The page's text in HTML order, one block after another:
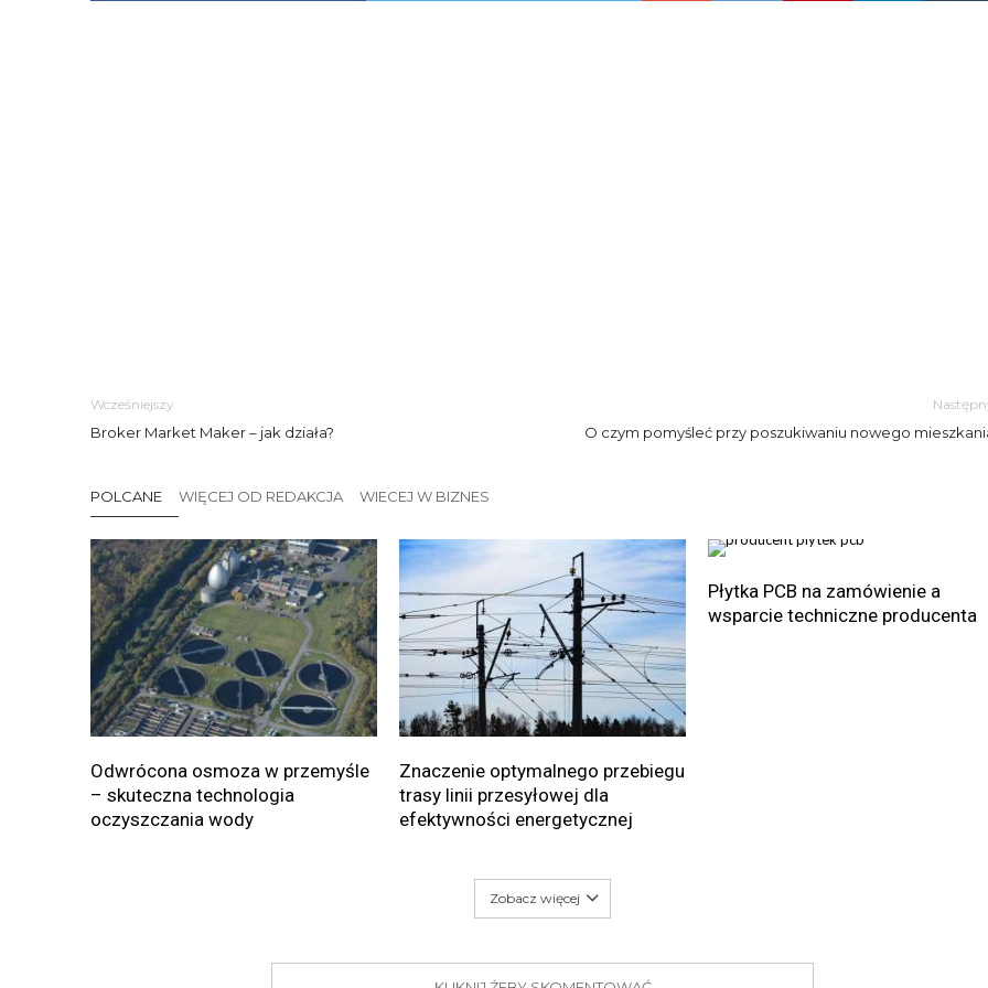
Wcześniejszy
Broker Market Maker – jak działa? O czym pomyśleć przy poszukiwaniu nowego
POLCANE WIĘCEJ OD REDAKCJA WIECEJ W BIZNES
Odwrócona osmoza w przemyśle
– skuteczna technologia
oczyszczania wody
Znaczenie optymalnego przebiegu
trasy linii przesyłowej dla
efektywności energetycznej
Płytka PCB na zamówienie a
wsparcie techniczne producenta
Zobacz więcej